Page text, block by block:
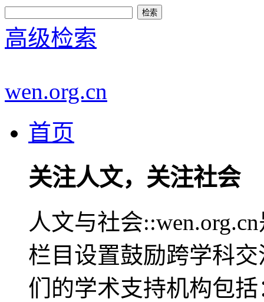
高级检索
wen.org.cn
首页
关注人文，关注社会
人文与社会
栏目设置鼓励跨学科
们的学术支持机构包